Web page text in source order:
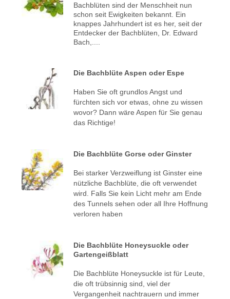
Bachblüten sind der Menschheit nun
schon seit Ewigkeiten bekannt. Ein
knappes Jahrhundert ist es her, seit der
Entdecker der Bachblüten, Dr. Edward
Bach,....
Die Bachblüte Aspen oder Espe
Haben Sie oft grundlos Angst und
fürchten sich vor etwas, ohne zu wissen
wovor? Dann wäre Aspen für Sie genau
das Richtige!
Die Bachblüte Gorse oder Ginster
Bei starker Verzweiflung ist Ginster eine
nützliche Bachblüte, die oft verwendet
wird. Falls Sie kein Licht mehr am Ende
des Tunnels sehen oder all Ihre Hoffnung
verloren haben
Die Bachblüte Honeysuckle oder
Gartengeißblatt
Die Bachblüte Honeysuckle ist für Leute,
die oft trübsinnig sind, viel der
Vergangenheit nachtrauern und immer